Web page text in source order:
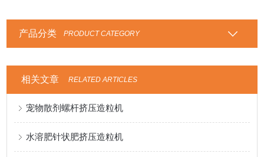
产品分类 PRODUCT CATEGORY
相关文章 RELATED ARTICLES
宠物散剂螺杆挤压造粒机
水溶肥针状肥挤压造粒机